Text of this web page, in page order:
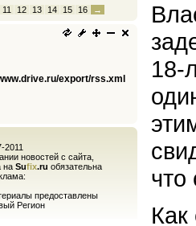
11 12 13 14 15 16 →
export/rss.xml
2011
новостей с сайта,
на Sufix.ru обязательна
предоставлены
Регион
18-
что
Как